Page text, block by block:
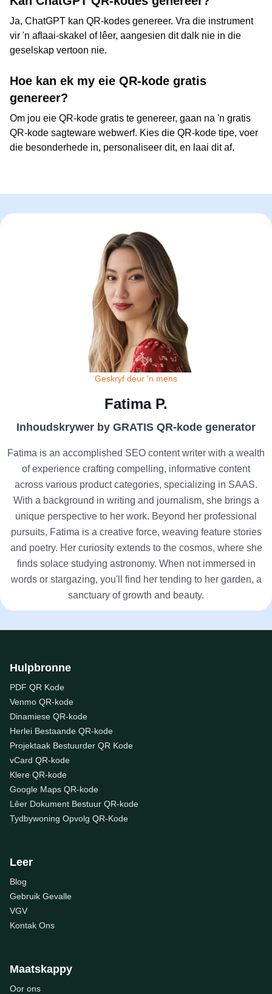
Ja, ChatGPT kan QR-kodes genereer. Vra die instrument
vir 'n aflaai-skakel of lêer, aangesien dit dalk nie in die
geselskap vertoon nie.
Hoe kan ek my eie QR-kode gratis
genereer?
Om jou eie QR-kode gratis te genereer, gaan na 'n gratis
QR-kode sagteware webwerf. Kies die QR-kode tipe, voer
die besonderhede in, personaliseer dit, en laai dit af.
Geskryf deur 'n mens
Fatima P.
Inhoudskrywer by GRATIS QR-kode generator
Fatima is an accomplished SEO content writer with a wealth
of experience crafting compelling, informative content
across various product categories, specializing in SAAS.
With a background in writing and journalism, she brings a
unique perspective to her work. Beyond her professional
pursuits, Fatima is a creative force, weaving feature stories
and poetry. Her curiosity extends to the cosmos, where she
finds solace studying astronomy. When not immersed in
words or stargazing, you'll find her tending to her garden, a
sanctuary of growth and beauty.
Hulpbronne
PDF QR Kode
Venmo QR-kode
Dinamiese QR-kode
Herlei Bestaande QR-kode
Projektaak Bestuurder QR Kode
vCard QR-kode
Klere QR-kode
Google Maps QR-kode
Lêer Dokument Bestuur QR-kode
Tydbywoning Opvolg QR-Kode
Leer
Blog
Gebruik Gevalle
VGV
Kontak Ons
Maatskappy
Oor ons